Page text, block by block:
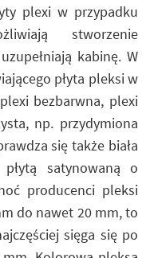
plexi w przypadku
stworzenie
kabinę. W
płyta pleksi w
bezbarwna, plexi
np. przydymiona
się także biała
satynowaną o
producenci pleksi
do nawet 20 mm, to
sięga się po